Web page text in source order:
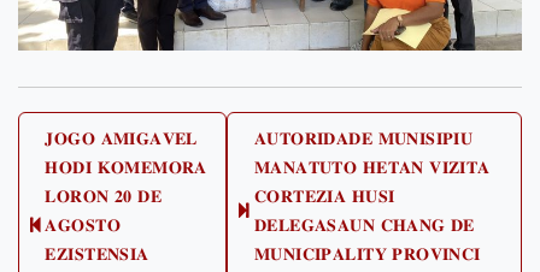
Post
navigation
post:
𝐉𝐎𝐆𝐎 𝐀𝐌𝐈𝐆𝐀𝐕𝐄𝐋
𝐇𝐎𝐃𝐈 𝐊𝐎𝐌𝐄𝐌𝐎𝐑𝐀
𝐋𝐎𝐑𝐎𝐍 𝟐𝟎 𝐃𝐄
𝐀𝐆𝐎𝐒𝐓𝐎
𝐄𝐙𝐈𝐒𝐓𝐄𝐍𝐒𝐈𝐀
Next
post:
𝐀𝐔𝐓𝐎𝐑𝐈𝐃𝐀𝐃𝐄 𝐌𝐔𝐍𝐈𝐒𝐈𝐏𝐈𝐔
𝐌𝐀𝐍𝐀𝐓𝐔𝐓𝐎 𝐇𝐄𝐓𝐀𝐍 𝐕𝐈𝐙𝐈𝐓𝐀
𝐂𝐎𝐑𝐓𝐄𝐙𝐈𝐀 𝐇𝐔𝐒𝐈
𝐃𝐄𝐋𝐄𝐆𝐀𝐒𝐀𝐔𝐍 𝐂𝐇𝐀𝐍𝐆 𝐃𝐄
𝐌𝐔𝐍𝐈𝐂𝐈𝐏𝐀𝐋𝐈𝐓𝐘 𝐏𝐑𝐎𝐕𝐈𝐍𝐂𝐈